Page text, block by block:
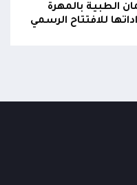
الطبية بالمهرة
للافتتاح الرسمي